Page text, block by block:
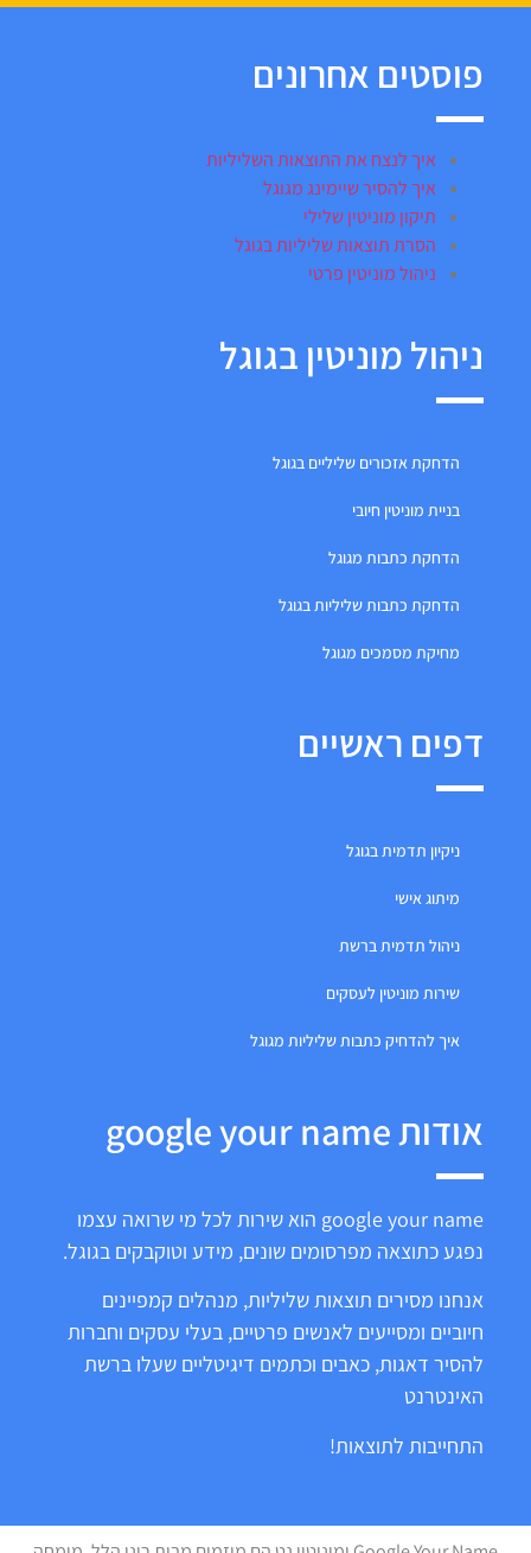
פוסטים אחרונים
איך לנצח את התוצאות השליליות
איך להסיר שיימינג מגוגל
תיקון מוניטין שלילי
הסרת תוצאות שליליות בגוגל
ניהול מוניטין פרטי
ניהול מוניטין בגוגל
הדחקת אזכורים שליליים בגוגל
בניית מוניטין חיובי
הדחקת כתבות מגוגל
הדחקת כתבות שליליות בגוגל
מחיקת מסמכים מגוגל
דפים ראשיים
ניקיון תדמית בגוגל
מיתוג אישי
ניהול תדמית ברשת
שירות מוניטין לעסקים
איך להדחיק כתבות שליליות מגוגל
אודות google your name
google your name הוא שירות לכל מי שרואה עצמו
נפגע כתוצאה מפרסומים שונים, מידע וטוקבקים בגוגל.
אנחנו מסירים תוצאות שליליות, מנהלים קמפיינים
חיוביים ומסייעים לאנשים פרטיים, בעלי עסקים וחברות
להסיר דאגות, כאבים וכתמים דיגיטליים שעלו ברשת
האינטרנט
התחייבות לתוצאות!